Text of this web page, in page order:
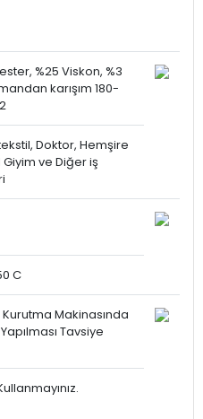
%25 Viskon, %3
karışım 180-
Doktor, Hemşire
ve Diğer iş
C
Makinasında
Tavsiye